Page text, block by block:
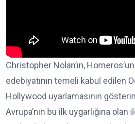
Christopher Nolan’ın,
edebiyatının temeli kabul edilen
Hollywood uyarlamasının
Avrupa’nın bu ilk uygarlığına olan